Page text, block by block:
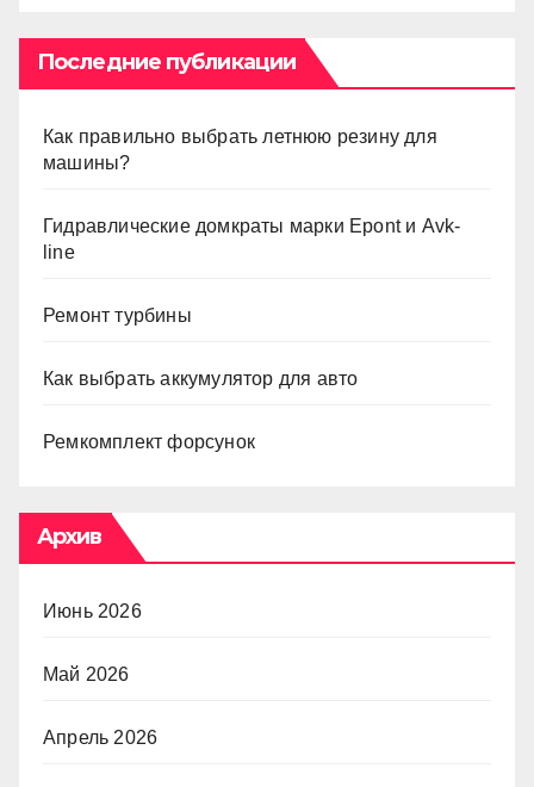
Последние публикации
Как правильно выбрать летнюю резину для
машины?
Гидравлические домкраты марки Epont и Avk-
line
Ремонт турбины
Как выбрать аккумулятор для авто
Ремкомплект форсунок
Архив
Июнь 2026
Май 2026
Апрель 2026